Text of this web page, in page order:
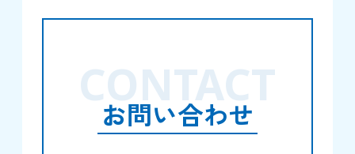
お問い合わせ
CONTACT